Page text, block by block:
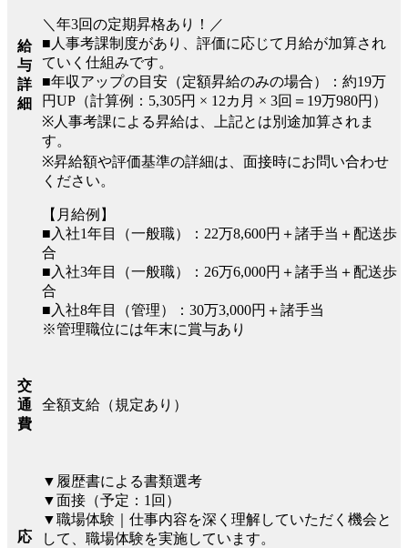
給
与
詳
細
＼年3回の定期昇格あり！／
■人事考課制度があり、評価に応じて月給が加算され
ていく仕組みです。
■年収アップの目安（定額昇給のみの場合）：約19万
円UP（計算例：5,305円 × 12カ月 × 3回＝19万980円）
※人事考課による昇給は、上記とは別途加算されま
す。
※昇給額や評価基準の詳細は、面接時にお問い合わせ
ください。
【月給例】
■入社1年目（一般職）：22万8,600円＋諸手当＋配送歩
合
■入社3年目（一般職）：26万6,000円＋諸手当＋配送歩
合
■入社8年目（管理）：30万3,000円＋諸手当
※管理職位には年末に賞与あり
交
通
費
全額支給（規定あり）
応
▼履歴書による書類選考
▼面接（予定：1回）
▼職場体験｜仕事内容を深く理解していただく機会と
して、職場体験を実施しています。